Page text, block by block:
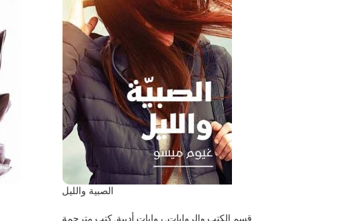
الصبية والليل
قسم الكتب والروايات, روايات أدبية, كتب مترجمة